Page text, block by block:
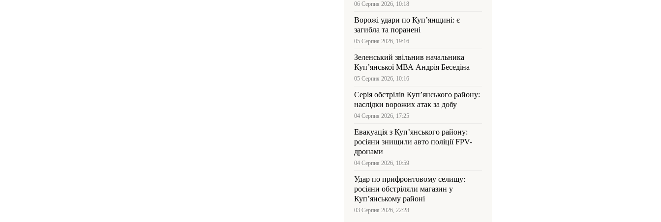
06 Серпня 2026, 10:18
Ворожі удари по Куп’янщині: є
загибла та поранені
05 Серпня 2026, 19:16
Зеленський звільнив начальника
Купʼянської МВА Андрія Беседіна
05 Серпня 2026, 10:16
Серія обстрілів Куп’янського району:
наслідки ворожих атак за добу
04 Серпня 2026, 17:25
Евакуація з Куп’янського району:
росіяни знищили авто поліції FPV-
дронами
04 Серпня 2026, 10:59
Удар по прифронтовому селищу:
росіяни обстріляли магазин у
Куп’янському районі
03 Серпня 2026, 22:28